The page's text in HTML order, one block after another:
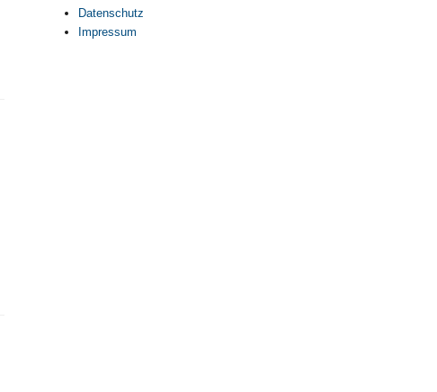
Datenschutz
Impressum